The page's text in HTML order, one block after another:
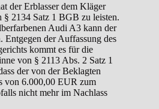
der Erblasser dem Kläger
§ 2134 Satz 1 BGB zu leisten.
Audi A3 kann der
Entgegen der Auffassung des
kommt es für die
von § 2113 Abs. 2 Satz 1
der von der Beklagten
von 6.000,00 EUR zum
nicht mehr im Nachlass